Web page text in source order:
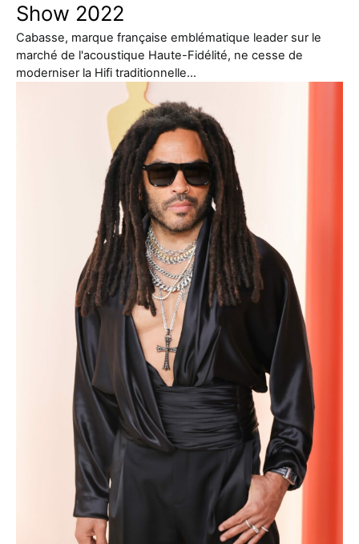
Show 2022
Cabasse, marque française emblématique leader sur le
marché de l'acoustique Haute-Fidélité, ne cesse de
moderniser la Hifi traditionnelle…